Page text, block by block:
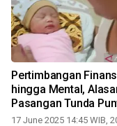
Pertimbangan
hingga Mental,
Pasangan Tunda
Anak
17 June 2025 14:45 WIB,